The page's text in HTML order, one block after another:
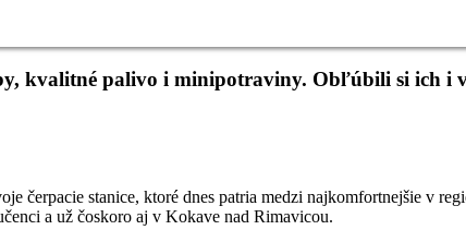
kvalitné palivo i minipotraviny. Obľúbili si ich i
čerpacie stanice, ktoré dnes patria medzi najkomfortnejšie v
a už čoskoro aj v Kokave nad Rimavicou.